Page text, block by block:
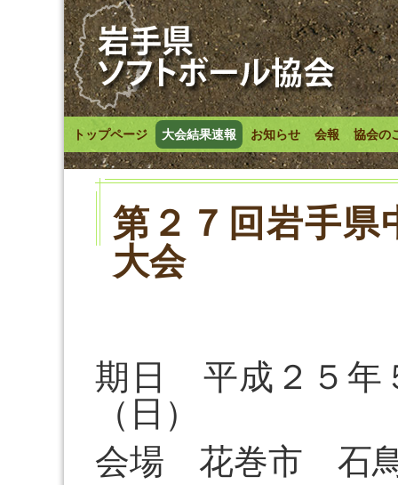
トップページ 大会結果速報 お知らせ 会報 協会の
第２７回岩手県
大会
期日 平成２５年
（日）
会場 花巻市 石鳥